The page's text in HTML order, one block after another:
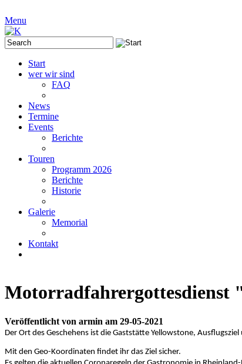
Menu
Start
wer wir sind
FAQ
News
Termine
Events
Berichte
Touren
Programm 2026
Berichte
Historie
Galerie
Memorial
Kontakt
Motorradfahrergottesdienst
Veröffentlicht von armin am 29-05-2021
Der Ort des Geschehens ist die Gaststätte Yellowstone,
Mit den Geo-Koordinaten findet ihr das Ziel sicher.